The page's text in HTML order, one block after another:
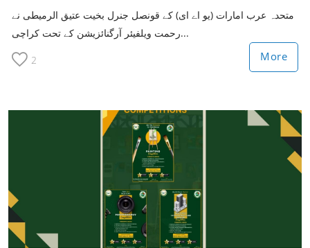
متحدہ عرب امارات (یو اے ای) کے قونصل جنرل بخیت عتیق الرمیطی نے
رحمت ویلفیئر آرگنائزیشن کے تحت کراچی...
2 More